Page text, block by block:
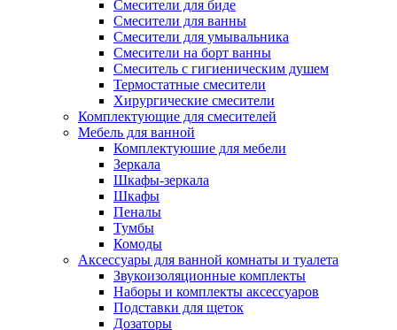
Смесители для биде
Смесители для ванны
Смесители для умывальника
Смесители на борт ванны
Смеситель с гигиеническим душем
Термостатные смесители
Хирургические смесители
Комплектующие для смесителей
Мебель для ванной
Комплектуюшие для мебели
Зеркала
Шкафы-зеркала
Шкафы
Пеналы
Тумбы
Комоды
Аксессуары для ванной комнаты и туалета
Звукоизоляционные комплекты
Наборы и комплекты аксессуаров
Подставки для щеток
Дозаторы